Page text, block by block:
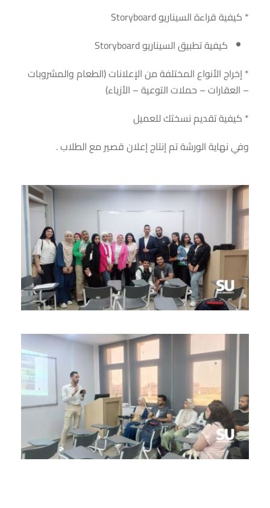
* كيفية قراءة السيناريو Storyboard
كيفية تطبيق السيناريو Storyboard
* إخراج الأنواع المختلفة من الإعلانات (الطعام والمشروبات
– العقارات – حملات التوعية – الأزياء)
* كيفية تقديم نسختك للعميل
وفي نهاية الورشة تم إنتاج إعلان قصير مع الطلاب .